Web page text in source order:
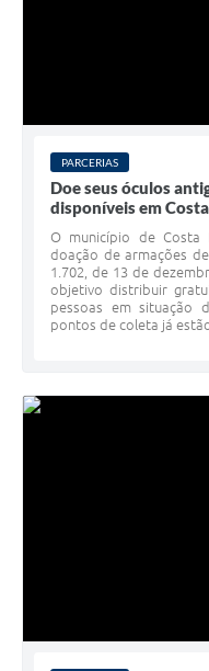
PARCERIAS
Doe seus óculos
disponíveis em
O município de
doação de armações
1.702, de 13 de
objetivo distribuir
pessoas em situação
pontos de coleta já